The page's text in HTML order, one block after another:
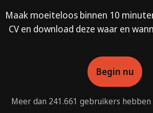
Maak moeiteloos binnen 10
CV en download deze waar en
Begin nu
Meer dan 241.661 gebruikers hebben